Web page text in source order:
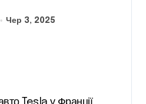
Чер 3, 2025